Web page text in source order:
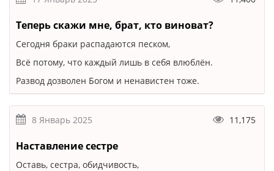
Теперь скажи мне, брат, кто виноват?
Сегодня браки распадаются песком,
Всё потому, что каждый лишь в себя влюблён.
Развод дозволен Богом и ненавистен тоже.
8 Январь 2025 11,175
Наставление сестре
Оставь, сестра, обидчивость,